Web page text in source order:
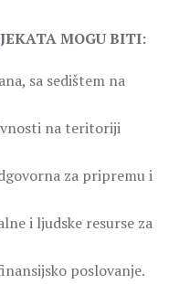
MOGU BITI:
sa sedištem na
na teritoriji
za pripremu i
i ljudske resurse za
poslovanje.